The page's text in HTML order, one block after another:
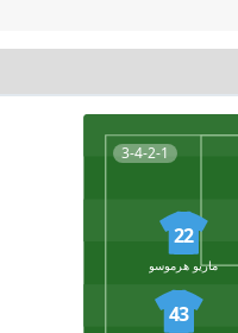
3-4-2-1
22
ماريو هرموسو
43